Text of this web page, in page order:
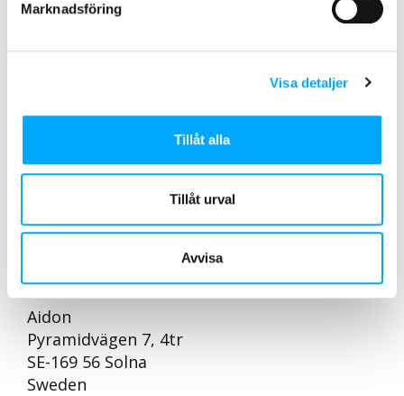
Marknadsföring
Visa detaljer
Tillåt alla
Tillåt urval
Avvisa
Kontoret
Aidon
Pyramidvägen 7, 4tr
SE-169 56 Solna
Sweden